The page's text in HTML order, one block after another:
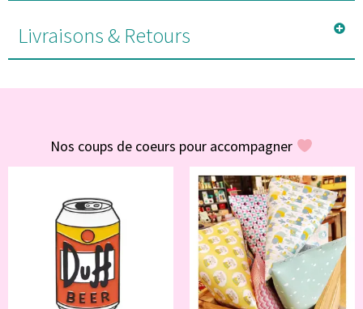
Livraisons & Retours
Nos coups de coeurs pour accompagner